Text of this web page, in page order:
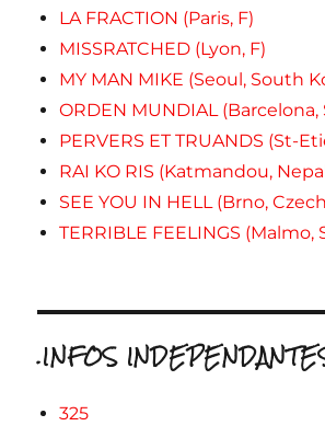
LA FRACTION (Paris, F)
MISSRATCHED (Lyon, F)
MY MAN MIKE (Seoul, South
ORDEN MUNDIAL (Barcelona,
PERVERS ET TRUANDS (St-
RAI KO RIS (Katmandou,
SEE YOU IN HELL (Brno,
TERRIBLE FEELINGS (Malmo,
.INFOS
325